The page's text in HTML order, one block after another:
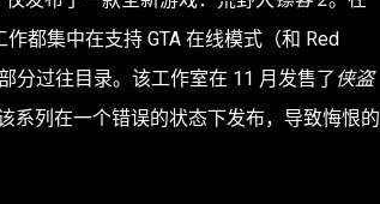
都集中在支持 GTA 在线模式（和 Red
分过往目录。该工作室在 11 月发售了 侠盗
系列 在一个错误的状态下发布，导致悔恨的